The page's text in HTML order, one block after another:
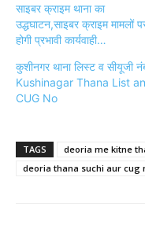
साइबर क्राइम थाना का
उद्धघाटन,साइबर क्राइम मामलों
होगी प्रभावी कार्यवाही…
कुशीनगर थाना लिस्ट व सीयूजी
Kushinagar Thana List
CUG No
TAGS deoria me kitne
deoria thana suchi aur cug